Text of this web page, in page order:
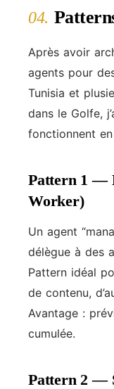
04.
Après avoir
agents pour
Tunisia et
dans le Golfe,
fonctionnent
Pattern 1 —
Worker)
Un agent
délègue à des
Pattern idéal
de contenu,
Avantage :
cumulée.
Pattern 2 —